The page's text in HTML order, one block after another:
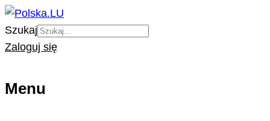
Szukaj
Zaloguj się
Menu